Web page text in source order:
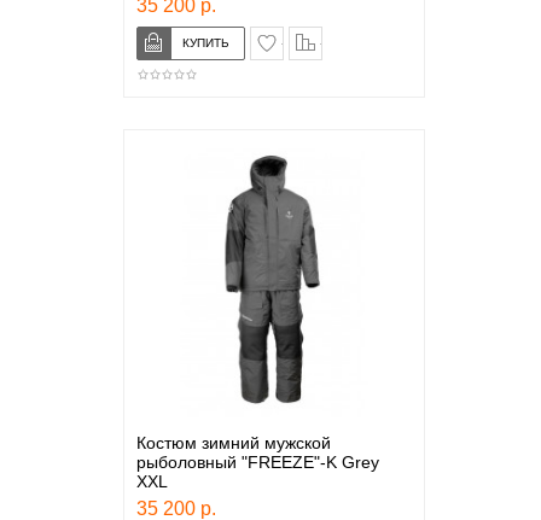
35 200 р.
в закладки
Костюм зимний мужской
рыболовный "FREEZE"-K Grey
XXL
35 200 р.